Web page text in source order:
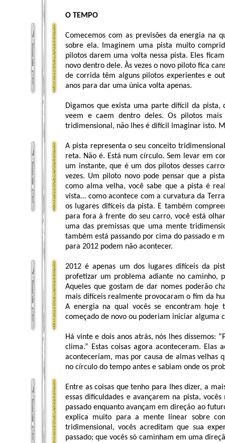
O TEMPO
Comecemos com as previsões da energia na
sobre ela. Imaginem uma pista muito
pilotos darem uma volta nessa pista. Eles
novo dentro dele. Às vezes o novo piloto fica
de corrida têm alguns pilotos experientes e
anos para dar uma única volta apenas.
Digamos que exista uma parte difícil da pista,
veem e caem dentro deles. Os pilotos
tridimensional, não lhes é difícil imaginar isto.
A pista representa o seu conceito
reta. Não é. Está num círculo. Sem levar em
um instante, que é um dos pilotos desses
vezes. Um piloto novo pode pensar que a
como alma velha, você sabe que a pista é
vista… como acontece com a curvatura da
os lugares difíceis da pista. E também
para fora à frente do seu carro, você está
uma das premissas que uma mente
também está passando por cima do passado e
para 2012 podem não acontecer.
2012 é apenas um dos lugares difíceis da
profetizar um problema adiante no caminho,
Aqueles que gostam de dar nomes poderão
mais difíceis realmente provocaram o fim da
A energia na qual vocês se encontram hoje
começado de novo ou poderiam iniciar alguma
Há vinte e dois anos atrás, nós lhes dissemos:
clima.” Estas coisas agora aconteceram. Elas
aconteceriam, mas por causa de almas velhas
no círculo do tempo antes e sabiam onde os
Entre as coisas que tenho para lhes dizer, a
essas dificuldades e avançarem na pista,
passado enquanto avançam em direção ao
explica muito para a mente linear sobre
tridimensional, vocês acreditam que sua
passado; que vocês só caminham em uma